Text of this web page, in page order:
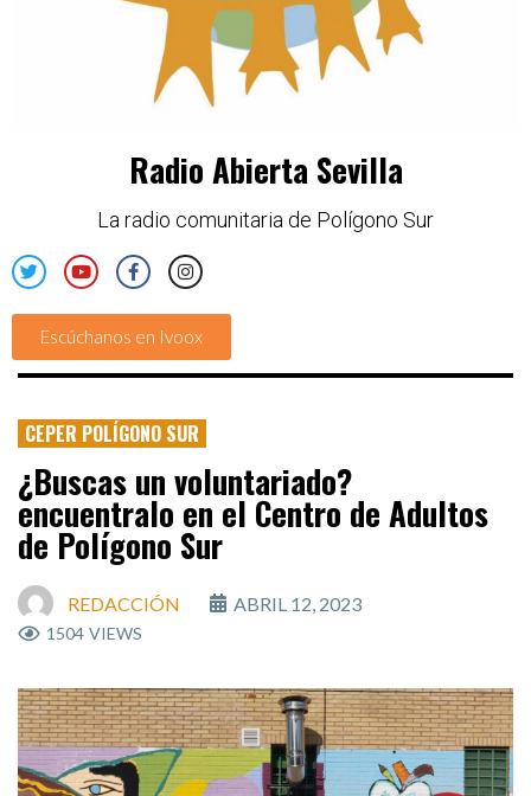
Radio Abierta Sevilla
La radio comunitaria de Polígono Sur
Escúchanos en Ivoox
CEPER POLÍGONO SUR
¿Buscas un voluntariado?
encuentralo en el Centro de Adultos
de Polígono Sur
REDACCIÓN ABRIL 12, 2023
1504 VIEWS